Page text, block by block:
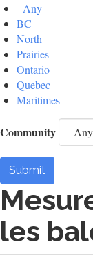
- Any -
BC
North
Prairies
Ontario
Quebec
Maritimes
Community
Submit
les